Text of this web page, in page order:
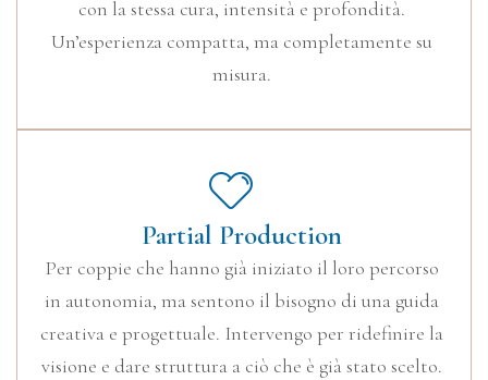
con la stessa cura, intensità e profondità.
Un’esperienza compatta, ma completamente su
misura.
Partial Production
Per coppie che hanno già iniziato il loro percorso
in autonomia, ma sentono il bisogno di una guida
creativa e progettuale. Intervengo per ridefinire la
visione e dare struttura a ciò che è già stato scelto.